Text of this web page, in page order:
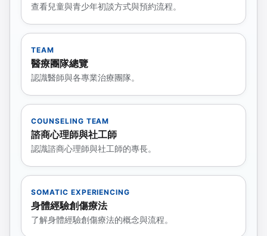
查看兒童與青少年初談方式與預約流程。
TEAM
醫療團隊總覽
認識醫師與各專業治療團隊。
COUNSELING TEAM
諮商心理師與社工師
認識諮商心理師與社工師的專長。
SOMATIC EXPERIENCING
身體經驗創傷療法
了解身體經驗創傷療法的概念與流程。